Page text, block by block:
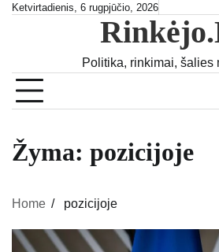
SkipKetvirtadienis, 6 rugpjūčio, 2026
Politika, rinkimai, šalies
Žyma: pozicijoje
Home pozicijoje